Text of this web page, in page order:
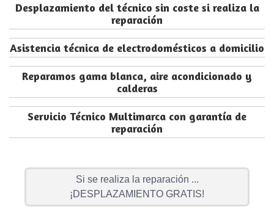
Desplazamiento del técnico sin coste si realiza la
reparación
Asistencia técnica de electrodomésticos a domicilio
Reparamos gama blanca, aire acondicionado y
calderas
Servicio Técnico Multimarca con garantía de
reparación
Si se realiza la reparación ...
¡DESPLAZAMIENTO GRATIS!